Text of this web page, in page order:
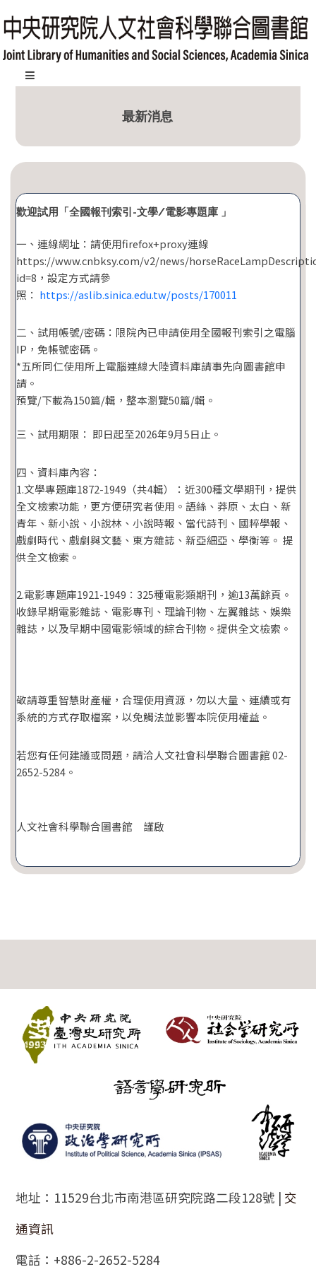
跳
到
主
內
塊
最新消息
歡迎試用「全國報刊索引-文學/電影專題庫 」
一、連線網址：請使用firefox+proxy連線
https://www.cnbksy.com/v2/news/
id=8，設定方式請參
照： https://aslib.sinica.edu.tw/posts/170011
二、試用帳號/密碼：限院內已申請使用全國報刊索引之電腦
IP，免帳號密碼。
*五所同仁使用所上電腦連線大陸資料庫請事先向圖書館申
請。
預覽/下載為150篇/輯，整本瀏覽50篇/輯。
三、試用期限： 即日起至2026年9月5日止。
四、資料庫內容：
1.文學專題庫1872-1949（共4輯）：近300種文學期刊，提供
全文檢索功能，更方便研究者使用。語絲、莽原、太白、新
青年、新小說、小說林、小說時報、當代詩刊、國粹學報、
戲劇時代、戲劇與文藝、東方雜誌、新亞細亞、學衡等。 提
供全文檢索。
2.電影專題庫1921-1949：325種電影類期刊，逾13萬餘頁。
收錄早期電影雜誌、電影專刊、理論刊物、左翼雜誌、娛樂
雜誌，以及早期中國電影領域的綜合刊物。提供全文檢索。
敬請尊重智慧財產權，合理使用資源，勿以大量、連續或有
系統的方式存取檔案，以免觸法並影響本院使用權益。
若您有任何建議或問題，請洽人文社會科學聯合圖書館 02-
2652-5284。
人文社會科學聯合圖書館 謹啟
地址：11529台北市南港區研究院路二段128號 | 交
通資訊
電話：+886-2-2652-5284